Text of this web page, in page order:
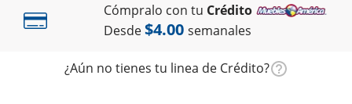
Cómpralo con tu Crédito
Desde$4.00 semanales
¿Aún no tienes tu linea de Crédito?